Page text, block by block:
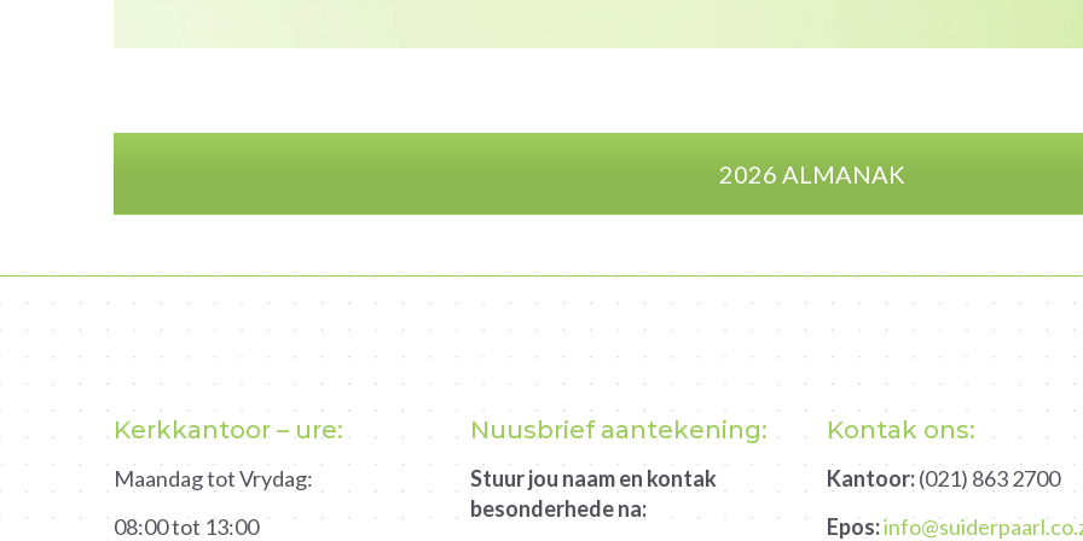
2026 ALMANAK
Kerkkantoor – ure:
Maandag tot Vrydag:
08:00 tot 13:00
Nuusbrief aantekening:
Stuur jou naam en kontak
besonderhede na:
Kontak ons:
Kantoor:(021) 863 2700
Epos: